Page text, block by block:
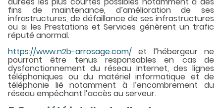
fins de maintenance, d’amélioration de ses
infrastructures, de défaillance de ses infrastructures
ou si les Prestations et Services génèrent un trafic
réputé anormal.
https://www.n2b-arrosage.com/ et l’hébergeur ne
pourront être tenus responsables en cas de
dysfonctionnement du réseau Internet, des lignes
téléphoniques ou du matériel informatique et de
téléphonie lié notamment à l’encombrement du
réseau empêchant l’accès au serveur.